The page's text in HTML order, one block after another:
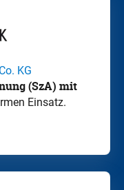
KG
(SzA) mit
Einsatz.